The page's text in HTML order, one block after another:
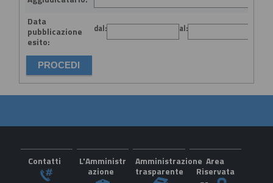
Data
pubblicazione
esito:
dal: al:
Contatti
L'Amministr
azione
Amministrazione
trasparente
Area
Riservata